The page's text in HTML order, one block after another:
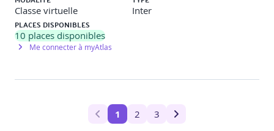
Classe virtuelle Inter
PLACES DISPONIBLES
10 places disponibles
Me connecter à myAtlas
1 2 3